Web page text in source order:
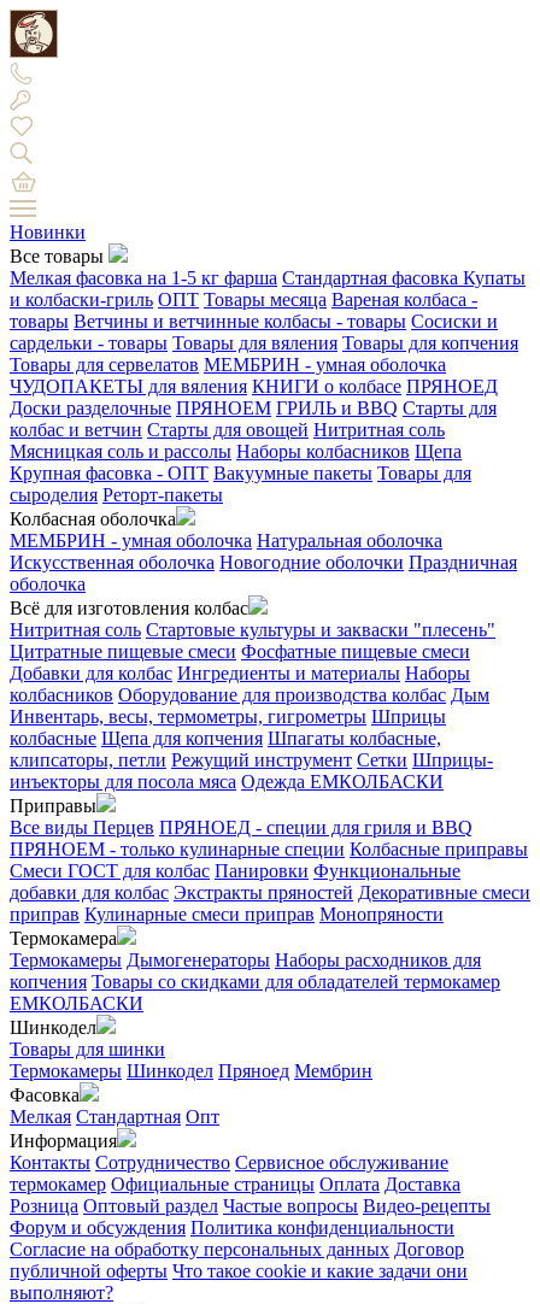
Новинки
Все товары
Мелкая фасовка на 1-5 кг фарша Стандартная фасовка Купаты
и колбаски-гриль ОПТ Товары месяца Вареная колбаса -
товары Ветчины и ветчинные колбасы - товары Сосиски и
сардельки - товары Товары для вяления Товары для копчения
Товары для сервелатов МЕМБРИН - умная оболочка
ЧУДОПАКЕТЫ для вяления КНИГИ о колбасе ПРЯНОЕД
Доски разделочные ПРЯНОЕМ ГРИЛЬ и BBQ Старты для
колбас и ветчин Старты для овощей Нитритная соль
Мясницкая соль и рассолы Наборы колбасников Щепа
Крупная фасовка - ОПТ Вакуумные пакеты Товары для
сыроделия Реторт-пакеты
Колбасная оболочка
МЕМБРИН - умная оболочка Натуральная оболочка
Искусственная оболочка Новогодние оболочки Праздничная
оболочка
Всё для изготовления колбас
Нитритная соль Стартовые культуры и закваски "плесень"
Цитратные пищевые смеси Фосфатные пищевые смеси
Добавки для колбас Ингредиенты и материалы Наборы
колбасников Оборудование для производства колбас Дым
Инвентарь, весы, термометры, гигрометры Шприцы
колбасные Щепа для копчения Шпагаты колбасные,
клипсаторы, петли Режущий инструмент Сетки Шприцы-
инъекторы для посола мяса Одежда ЕМКОЛБАСКИ
Приправы
Все виды Перцев ПРЯНОЕД - специи для гриля и BBQ
ПРЯНОЕМ - только кулинарные специи Колбасные приправы
Смеси ГОСТ для колбас Панировки Функциональные
добавки для колбас Экстракты пряностей Декоративные смеси
приправ Кулинарные смеси приправ Монопряности
Термокамера
Термокамеры Дымогенераторы Наборы расходников для
копчения Товары со скидками для обладателей термокамер
ЕМКОЛБАСКИ
Шинкодел
Товары для шинки
Термокамеры Шинкодел Пряноед Мембрин
Фасовка
Мелкая Стандартная Опт
Информация
Контакты Сотрудничество Сервисное обслуживание
термокамер Официальные страницы Оплата Доставка
Розница Оптовый раздел Частые вопросы Видео-рецепты
Форум и обсуждения Политика конфиденциальности
Согласие на обработку персональных данных Договор
публичной оферты Что такое cookie и какие задачи они
выполняют?